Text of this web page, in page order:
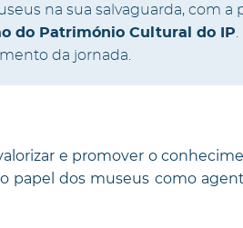
na sua salvaguarda, com a
do Património Cultural do IP
da jornada.
e promover o
papel dos museus como